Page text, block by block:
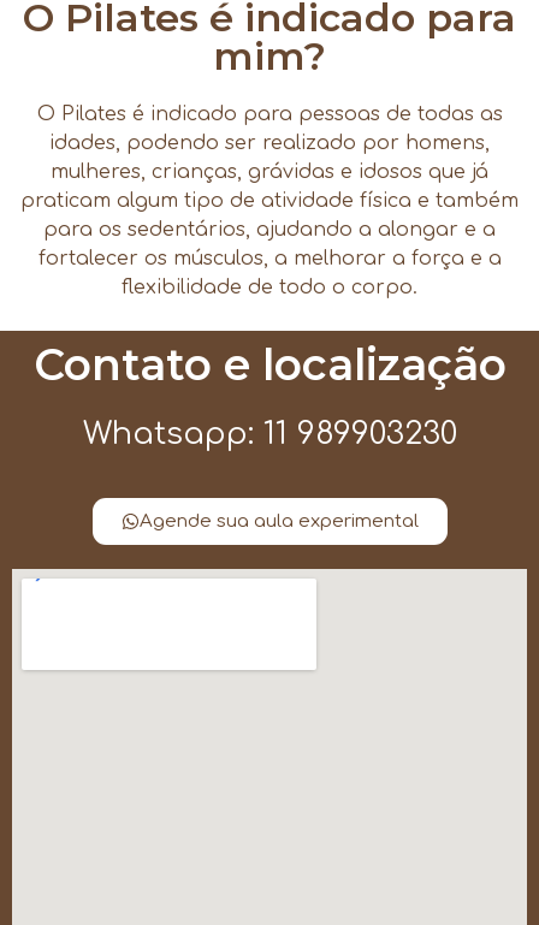
O Pilates é indicado para
mim?
O Pilates é indicado para pessoas de todas as
idades, podendo ser realizado por homens,
mulheres, crianças, grávidas e idosos que já
praticam algum tipo de atividade física e também
para os sedentários, ajudando a alongar e a
fortalecer os músculos, a melhorar a força e a
flexibilidade de todo o corpo.
Contato e localização
Whatsapp: 11 989903230
Agende sua aula experimental